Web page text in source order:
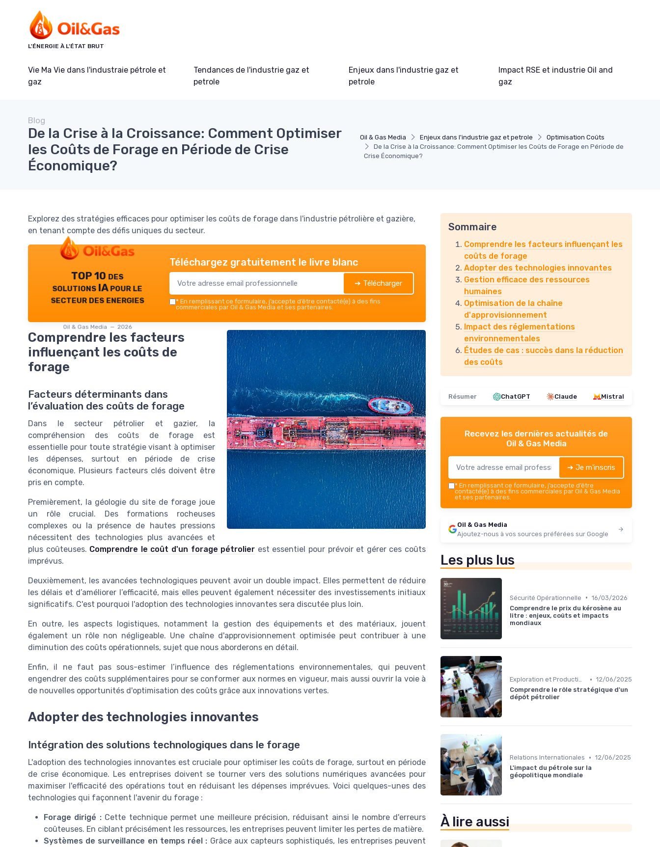
L'ÉNERGIE À L'ÉTAT BRUT
Vie Ma Vie dans l'industraie pétrole et
gaz
Tendances de l'industrie gaz et
petrole
Enjeux dans l'industrie gaz et
petrole
Impact RSE et industrie Oil and
gaz
Oil & Gas Media Enjeux dans l'industrie gaz et petrole
Optimisation Coûts
De la Crise à la Croissance: Comment Optimiser les Coûts de Forage en Période de
Crise Économique?
Blog
De la Crise à la Croissance: Comment Optimiser
les Coûts de Forage en Période de Crise
Économique?
Explorez des stratégies efficaces pour optimiser les coûts de forage dans l'industrie pétrolière et gazière,
en tenant compte des défis uniques du secteur.
TOP 10 des
solutions IA pour le
secteur des energies
Oil & Gas Media — 2026
Téléchargez gratuitement le livre blanc
➔ Télécharger
* En remplissant ce formulaire, j’accepte d’être contacté(e) à des fins
commerciales par Oil & Gas Media et ses partenaires.
Comprendre les facteurs
influençant les coûts de
forage
Facteurs déterminants dans
l’évaluation des coûts de forage
Dans le secteur pétrolier et gazier, la
compréhension des coûts de forage est
essentielle pour toute stratégie visant à optimiser
les dépenses, surtout en période de crise
économique. Plusieurs facteurs clés doivent être
pris en compte.
Premièrement, la géologie du site de forage joue
un rôle crucial. Des formations rocheuses
complexes ou la présence de hautes pressions
nécessitent des technologies plus avancées et
plus coûteuses. Comprendre le coût d'un forage pétrolier est essentiel pour prévoir et gérer ces coûts
imprévus.
Deuxièmement, les avancées technologiques peuvent avoir un double impact. Elles permettent de réduire
les délais et d’améliorer l’efficacité, mais elles peuvent également nécessiter des investissements initiaux
significatifs. C'est pourquoi l'adoption des technologies innovantes sera discutée plus loin.
En outre, les aspects logistiques, notamment la gestion des équipements et des matériaux, jouent
également un rôle non négligeable. Une chaîne d'approvisionnement optimisée peut contribuer à une
diminution des coûts opérationnels, sujet que nous aborderons en détail.
Enfin, il ne faut pas sous-estimer l’influence des réglementations environnementales, qui peuvent
engendrer des coûts supplémentaires pour se conformer aux normes en vigueur, mais aussi ouvrir la voie à
de nouvelles opportunités d'optimisation des coûts grâce aux innovations vertes.
Adopter des technologies innovantes
Intégration des solutions technologiques dans le forage
L'adoption des technologies innovantes est cruciale pour optimiser les coûts de forage, surtout en période
de crise économique. Les entreprises doivent se tourner vers des solutions numériques avancées pour
maximiser l'efficacité des opérations tout en réduisant les dépenses imprévues. Voici quelques-unes des
technologies qui façonnent l'avenir du forage :
Forage dirigé :Cette technique permet une meilleure précision, réduisant ainsi le nombre d'erreurs
coûteuses. En ciblant précisément les ressources, les entreprises peuvent limiter les pertes de matière.
Systèmes de surveillance en temps réel : Grâce aux capteurs sophistiqués, les entreprises peuvent
Sommaire
Comprendre les facteurs influençant les
coûts de forage
Adopter des technologies innovantes
Gestion efficace des ressources
humaines
Optimisation de la chaîne
d'approvisionnement
Impact des réglementations
environnementales
Études de cas : succès dans la réduction
des coûts
Résumer ChatGPT Claude Mistral
Recevez les dernières actualités de
Oil & Gas Media
➔ Je m'inscris
* En remplissant ce formulaire, j’accepte d’être
contacté(e) à des fins commerciales par Oil & Gas Media
et ses partenaires.
Oil & Gas Media
Ajoutez-nous à vos sources préférées sur Google
Les plus lus
Sécurité Opérationnelle • 16/03/2026
Comprendre le prix du kérosène au
litre : enjeux, coûts et impacts
mondiaux
Exploration et Production • 12/06/2025
Comprendre le rôle stratégique d'un
dépôt pétrolier
Relations Internationales • 12/06/2025
L'impact du pétrole sur la
géopolitique mondiale
À lire aussi